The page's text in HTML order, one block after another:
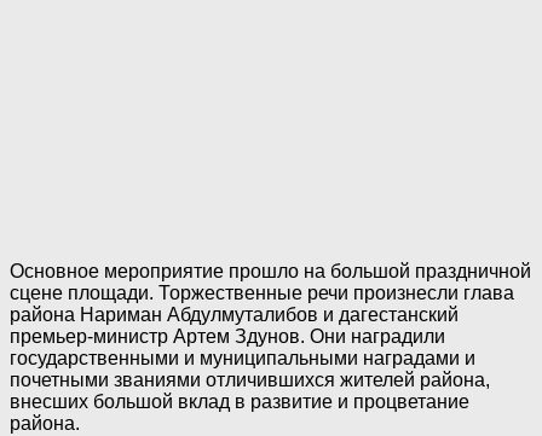
Основное мероприятие прошло на большой праздничной
сцене площади. Торжественные речи произнесли глава
района Нариман Абдулмуталибов и дагестанский
премьер-министр Артем Здунов. Они наградили
государственными и муниципальными наградами и
почетными званиями отличившихся жителей района,
внесших большой вклад в развитие и процветание
района.